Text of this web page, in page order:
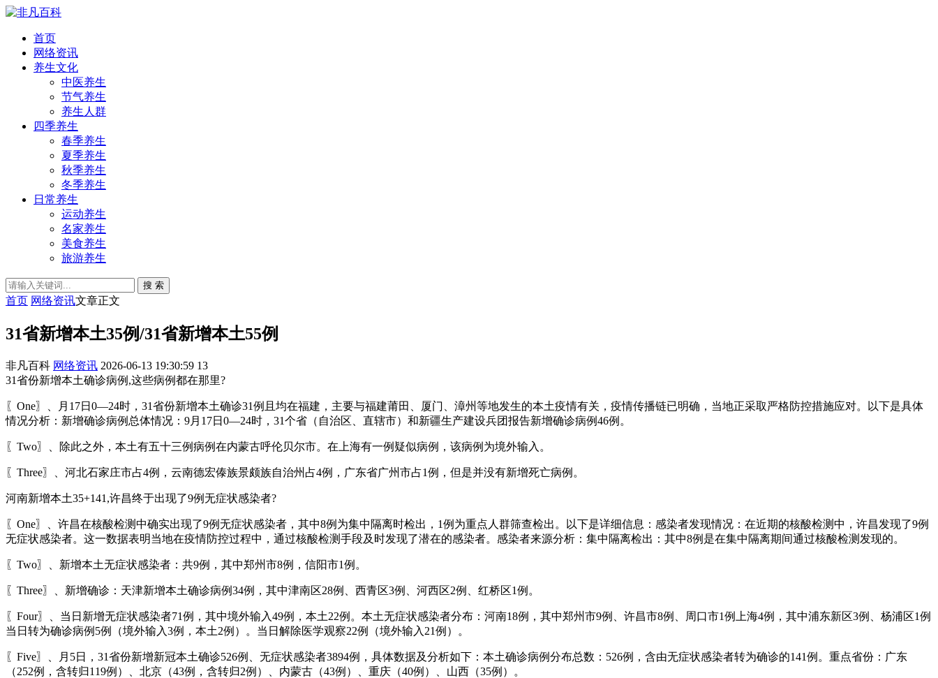
首页
网络资讯
养生文化
中医养生
节气养生
养生人群
四季养生
春季养生
夏季养生
秋季养生
冬季养生
日常养生
运动养生
名家养生
美食养生
旅游养生
搜 索
首页 网络资讯文章正文
31省新增本土35例/31省新增本土55例
非凡百科 网络资讯 2026-06-13 19:30:59 13
31省份新增本土确诊病例,这些病例都在那里?
〖One〗、月17日0—24时，31省份新增本土确诊31例且均在福建，主要与福建莆田、厦门、漳州等地发生的本土疫情有关，疫情传播链已明确，当地正采取严格防控措施应对。以下是具体
情况分析：新增确诊病例总体情况：9月17日0—24时，31个省（自治区、直辖市）和新疆生产建设兵团报告新增确诊病例46例。
〖Two〗、除此之外，本土有五十三例病例在内蒙古呼伦贝尔市。在上海有一例疑似病例，该病例为境外输入。
〖Three〗、河北石家庄市占4例，云南德宏傣族景颇族自治州占4例，广东省广州市占1例，但是并没有新增死亡病例。
河南新增本土35+141,许昌终于出现了9例无症状感染者?
〖One〗、许昌在核酸检测中确实出现了9例无症状感染者，其中8例为集中隔离时检出，1例为重点人群筛查检出。以下是详细信息：感染者发现情况：在近期的核酸检测中，许昌发现了9例
无症状感染者。这一数据表明当地在疫情防控过程中，通过核酸检测手段及时发现了潜在的感染者。感染者来源分析：集中隔离检出：其中8例是在集中隔离期间通过核酸检测发现的。
〖Two〗、新增本土无症状感染者：共9例，其中郑州市8例，信阳市1例。
〖Three〗、新增确诊：天津新增本土确诊病例34例，其中津南区28例、西青区3例、河西区2例、红桥区1例。
〖Four〗、当日新增无症状感染者71例，其中境外输入49例，本土22例。本土无症状感染者分布：河南18例，其中郑州市9例、许昌市8例、周口市1例上海4例，其中浦东新区3例、杨浦区1例
当日转为确诊病例5例（境外输入3例，本土2例）。当日解除医学观察22例（境外输入21例）。
〖Five〗、月5日，31省份新增新冠本土确诊526例、无症状感染者3894例，具体数据及分析如下：本土确诊病例分布总数：526例，含由无症状感染者转为确诊的141例。重点省份：广东
（252例，含转归119例）、北京（43例，含转归2例）、内蒙古（43例）、重庆（40例）、山西（35例）。